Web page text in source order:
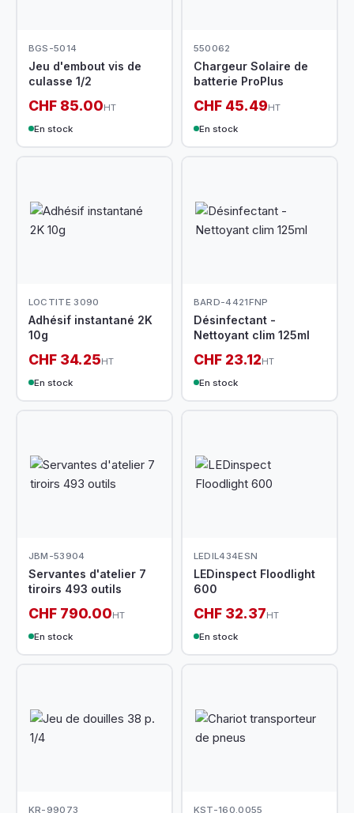
BGS-5014
Jeu d'embout vis de
culasse 1/2
CHF 85.00HT
En stock
550062
Chargeur Solaire de
batterie ProPlus
CHF 45.49HT
En stock
LOCTITE 3090
Adhésif instantané 2K
10g
CHF 34.25HT
En stock
BARD-4421FNP
Désinfectant -
Nettoyant clim 125ml
CHF 23.12HT
En stock
JBM-53904
Servantes d'atelier 7
tiroirs 493 outils
CHF 790.00HT
En stock
LEDIL434ESN
LEDinspect Floodlight
600
CHF 32.37HT
En stock
KR-99073 KST-160.0055